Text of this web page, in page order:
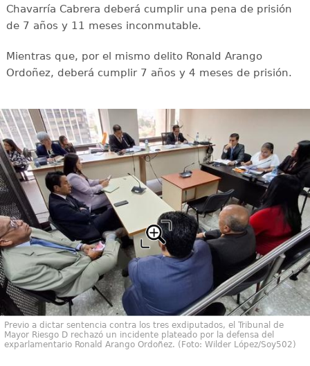
Chavarría Cabrera deberá cumplir una pena de prisión
de 7 años y 11 meses inconmutable.
Mientras que, por el mismo delito Ronald Arango
Ordoñez, deberá cumplir 7 años y 4 meses de prisión.
Previo a dictar sentencia contra los tres exdiputados, el Tribunal de
Mayor Riesgo D rechazó un incidente plateado por la defensa del
exparlamentario Ronald Arango Ordoñez. (Foto: Wilder López/Soy502)